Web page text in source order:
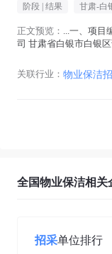
阶段 | 结果 甘肃-白
正文预览： ...一、项目
司 甘肃省白银市白银
关联行业： 物业保洁
全国物业保洁相关
招采单位排行